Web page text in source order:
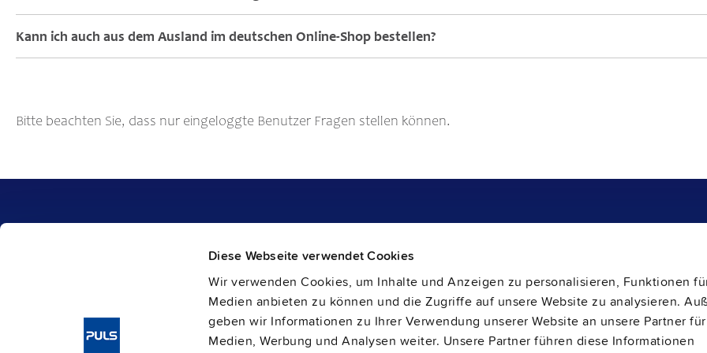
Diese Webseite verwendet Cookies
Wir verwenden Cookies, um Inhalte und Anzeigen zu personalisieren, Funktionen
Medien anbieten zu können und die Zugriffe auf unsere Website zu analysieren.
geben wir Informationen zu Ihrer Verwendung unserer Website an unsere Partner
Medien, Werbung und Analysen weiter. Unsere Partner führen diese Informationen
Kann ich auch aus dem Ausland im deutschen Online-Shop bestellen?
Bitte beachten Sie, dass nur eingeloggte Benutzer Fragen stellen können.
IP54, IP65 und IP67 Stromversorgungen
Sicherungsmodule
Karriere
Kontakt
PULS weltweit
Presse Kontakt
Gewährleistung und RMA-Nummer
Liefer- und Rücksendeadresse
Vertrieb und Kundenservice
PULS SalesWeb